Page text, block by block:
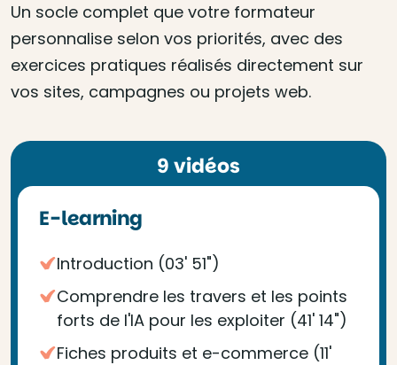
Un socle complet que votre formateur
personnalise selon vos priorités, avec des
exercices pratiques réalisés directement sur
vos sites, campagnes ou projets web.
9 vidéos
E-learning
Introduction (03' 51")
Comprendre les travers et les points
forts de l'IA pour les exploiter (41' 14")
Fiches produits et e-commerce (11'